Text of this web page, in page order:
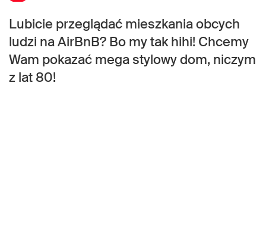
Lubicie przeglądać mieszkania obcych
ludzi na AirBnB? Bo my tak hihi! Chcemy
Wam pokazać mega stylowy dom, niczym
z lat 80!